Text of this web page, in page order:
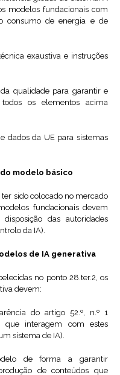
modelos fundacionais com
consumo de energia e de
exaustiva e instruções
qualidade para garantir e
os elementos acima
dados da UE para sistemas
modelo básico
sido colocado no mercado
fundacionais devem
das autoridades
da IA).
de IA generativa
no ponto 28.ter.2, os
devem:
do artigo 52.º, n.º 1
que interagem com estes
sistema de IA).
de forma a garantir
de conteúdos que